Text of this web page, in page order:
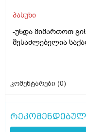
პასუხი
-უნდა მიმართოთ
შესაძლებელია
კომენტარები (0)